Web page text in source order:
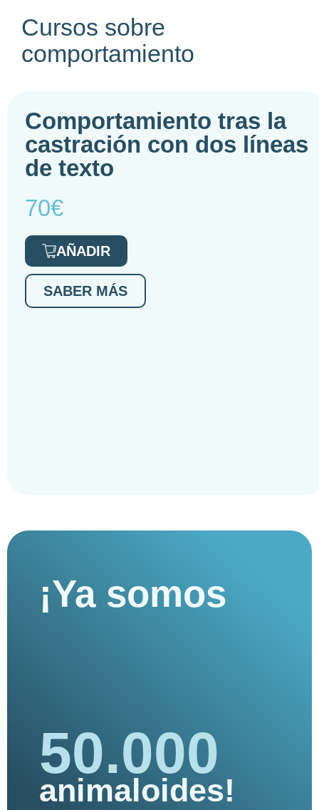
Cursos sobre
comportamiento
Comportamiento tras la
castración con dos líneas
de texto
70€
AÑADIR
SABER MÁS
¡Ya somos
50.000
animaloides!